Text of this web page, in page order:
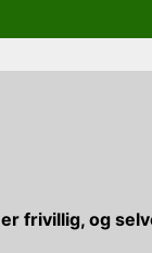
frivillig, og